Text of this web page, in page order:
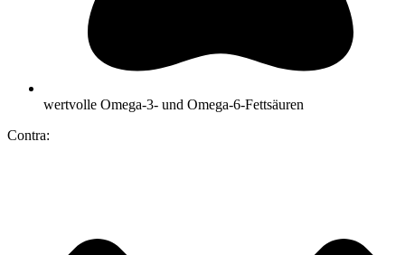
wertvolle Omega-3- und Omega-6-Fettsäuren
Contra: